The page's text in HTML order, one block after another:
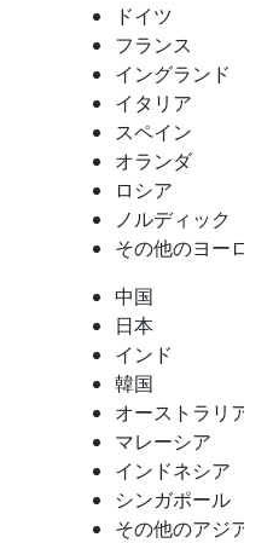
ドイツ
フランス
イングランド
イタリア
スペイン
オランダ
ロシア
ノルディック
その他のヨーロ
中国
日本
インド
韓国
オーストラリア
マレーシア
インドネシア
シンガポール
その他のアジア